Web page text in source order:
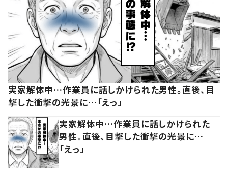
実家解体中…作業員に話しかけられた男性。直後、目
撃した衝撃の光景に…「えっ」
実家解体中…作業員に話しかけられた
男性。直後、目撃した衝撃の光景に…
「えっ」